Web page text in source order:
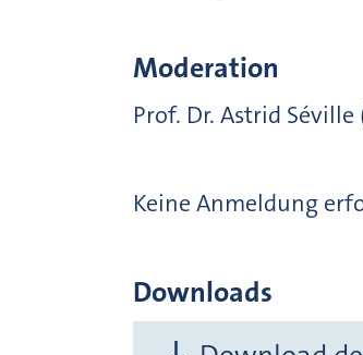
Moderation
Prof. Dr. Astrid
Keine Anmeldung
Downloads